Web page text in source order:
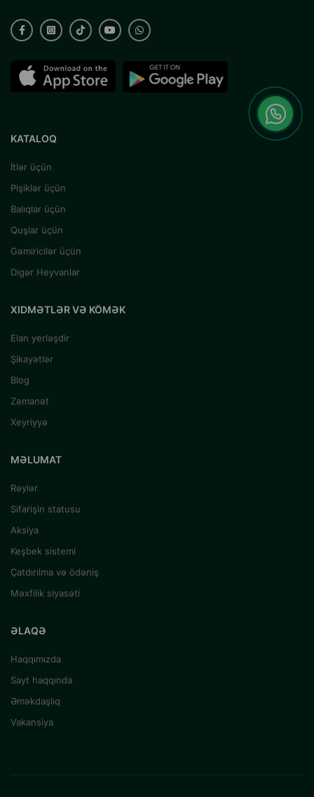
KATALOQ
İtlər üçün
Pişiklər üçün
Balıqlar üçün
Quşlar üçün
Gəmiricilər üçün
Digər Heyvanlar
XIDMƏTLƏR VƏ KÖMƏK
Elan yerləşdir
Şikayətlər
Blog
Zəmanət
Xeyriyyə
MƏLUMAT
Rəylər
Sifarişin statusu
Aksiya
Keşbek sistemi
Çatdırılma və ödəniş
Məxfilik siyasəti
ƏLAQƏ
Haqqımızda
Sayt haqqında
Əməkdaşlıq
Vakansiya